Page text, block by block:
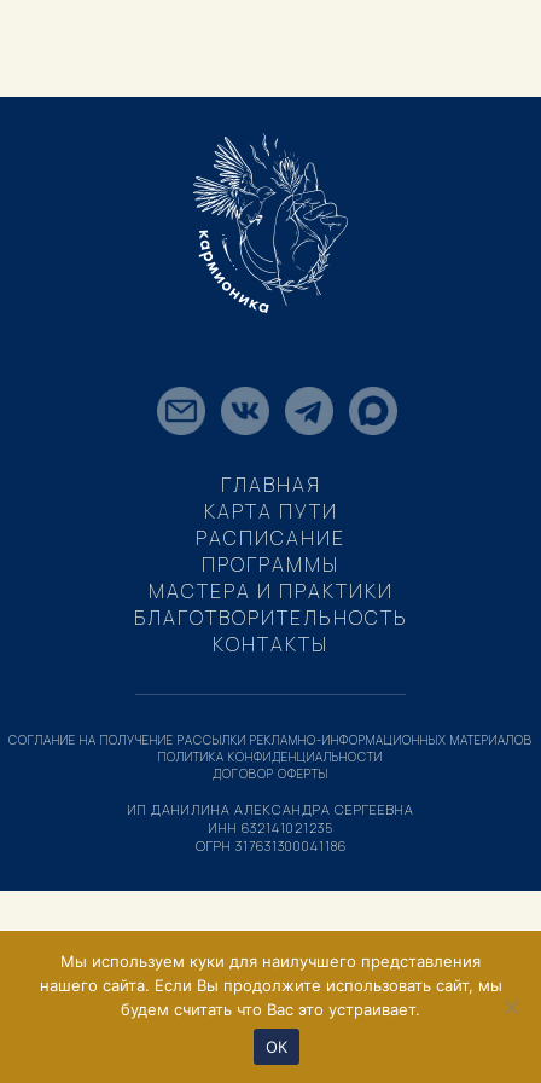
ГЛАВНАЯ
КАРТА ПУТИ
РАСПИСАНИЕ
ПРОГРАММЫ
МАСТЕРА И ПРАКТИКИ
БЛАГОТВОРИТЕЛЬНОСТЬ
КОНТАКТЫ
ИП ДАНИЛИНА АЛЕКСАНДРА СЕРГЕЕВНА
ИНН 632141021235
ОГРН 317631300041186
СОГЛАНИЕ НА ПОЛУЧЕНИЕ РАССЫЛКИ РЕКЛАМНО-ИНФОРМАЦИОННЫХ МАТЕРИАЛОВ
ПОЛИТИКА КОНФИДЕНЦИАЛЬНОСТИ
ДОГОВОР ОФЕРТЫ
Мы используем куки для наилучшего представления
нашего сайта. Если Вы продолжите использовать сайт, мы
будем считать что Вас это устраивает.
ОК